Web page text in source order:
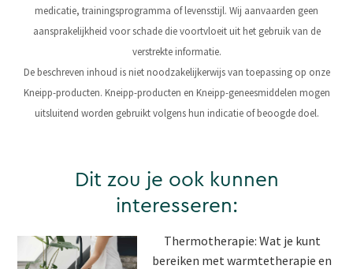
medicatie, trainingsprogramma of levensstijl. Wij aanvaarden geen
aansprakelijkheid voor schade die voortvloeit uit het gebruik van de
verstrekte informatie.
De beschreven inhoud is niet noodzakelijkerwijs van toepassing op onze
Kneipp-producten. Kneipp-producten en Kneipp-geneesmiddelen mogen
uitsluitend worden gebruikt volgens hun indicatie of beoogde doel.
Dit zou je ook kunnen
interesseren:
Thermotherapie: Wat je kunt
bereiken met warmtetherapie en